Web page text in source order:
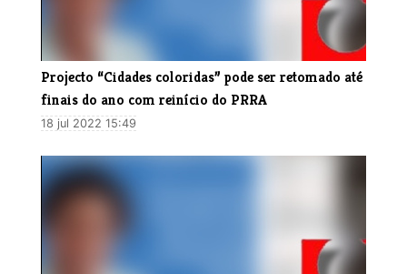
Projecto “Cidades coloridas” pode ser retomado até
finais do ano com reinício do PRRA
18 jul 2022 15:49